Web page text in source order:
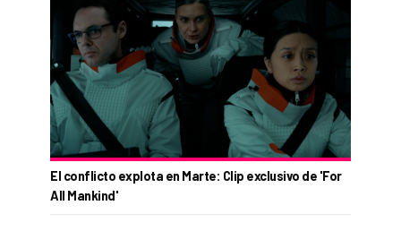
El conflicto explota en Marte: Clip exclusivo de 'For
All Mankind'